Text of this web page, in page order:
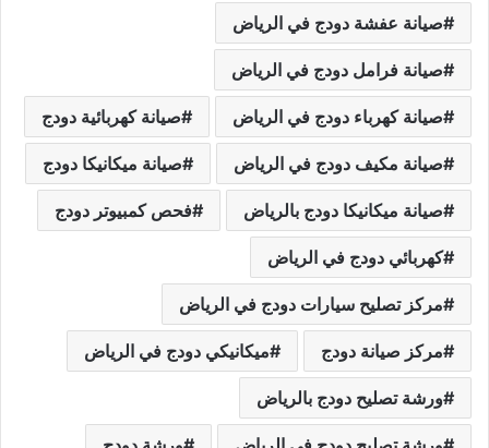
صيانة عفشة دودج في الرياض
صيانة فرامل دودج في الرياض
صيانة كهرباء دودج في الرياض صيانة كهربائية دودج
صيانة مكيف دودج في الرياض صيانة ميكانيكا دودج
صيانة ميكانيكا دودج بالرياض فحص كمبيوتر دودج
كهربائي دودج في الرياض
مركز تصليح سيارات دودج في الرياض
مركز صيانة دودج ميكانيكي دودج في الرياض
ورشة تصليح دودج بالرياض